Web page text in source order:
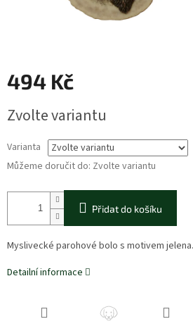
494 Kč
cena:
Zvolte variantu
Varianta
Můžeme doručit do: Zvolte variantu
Přidat do košíku
Myslivecké parohové bolo s motivem jelena.
Detailní informace